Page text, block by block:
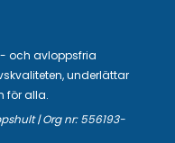
och avloppsfria
underlättar
för alla.
| Org nr: 556193-